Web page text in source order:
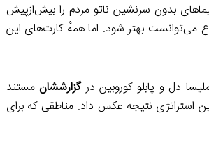
بدون سرنشین ناتو مردم را بیش‌ازپیش
می‌توانست بهتر شود. اما همهٔ کارت‌های این
دل و پابلو کوروبین درگزارششانمستند
استراتژی نتیجه عکس داد. مناطقی که برای